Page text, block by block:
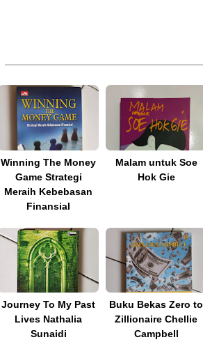
Winning The Money
Game Strategi
Meraih Kebebasan
Finansial
Malam untuk Soe
Hok Gie
Journey To My Past
Lives Nathalia
Sunaidi
Buku Bekas Zero to
Zillionaire Chellie
Campbell